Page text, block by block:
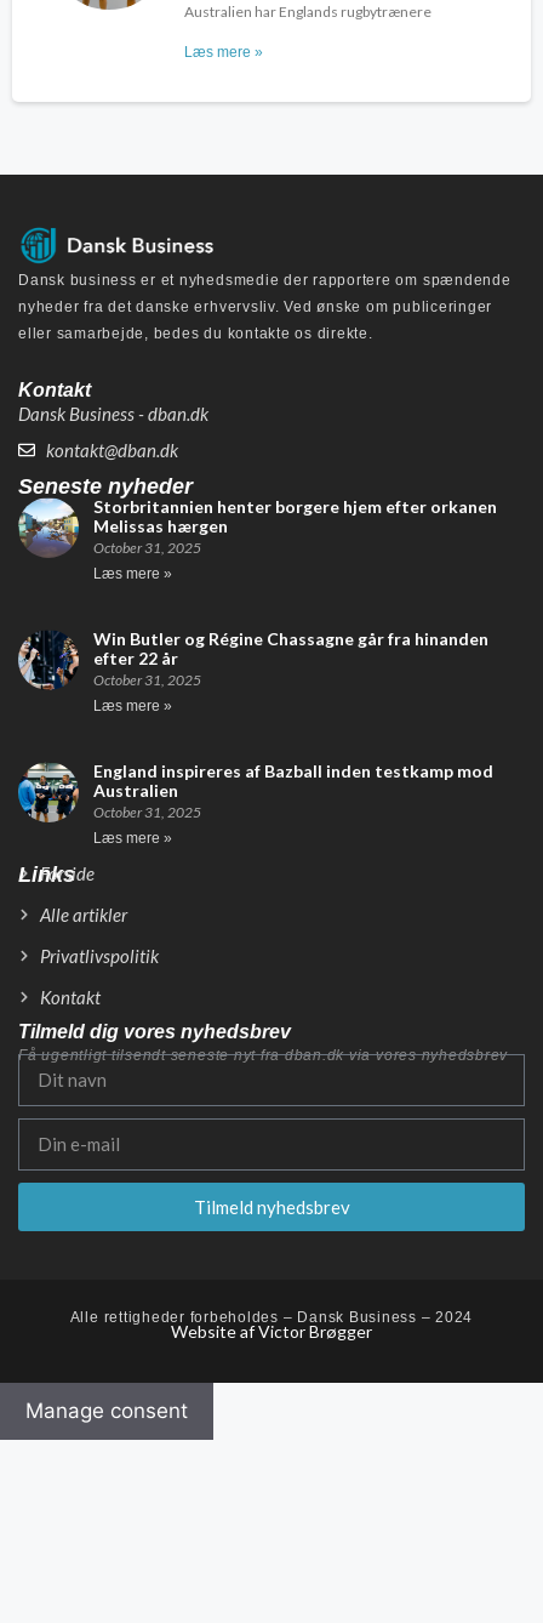
Australien har Englands rugbytrænere
Læs mere »
Dansk business er et nyhedsmedie der rapportere om spændende
nyheder fra det danske erhvervsliv. Ved ønske om publiceringer
eller samarbejde, bedes du kontakte os direkte.
Kontakt
Dansk Business - dban.dk
kontakt@dban.dk
Seneste nyheder
Storbritannien henter borgere hjem efter orkanen
Melissas hærgen
October 31, 2025
Læs mere »
Win Butler og Régine Chassagne går fra hinanden
efter 22 år
October 31, 2025
Læs mere »
England inspireres af Bazball inden testkamp mod
Australien
October 31, 2025
Læs mere »
Links
Forside
Alle artikler
Privatlivspolitik
Kontakt
Tilmeld dig vores nyhedsbrev
Få ugentligt tilsendt seneste nyt fra dban.dk via vores nyhedsbrev
Tilmeld nyhedsbrev
Alle rettigheder forbeholdes – Dansk Business – 2024
Website af Victor Brøgger
Manage consent